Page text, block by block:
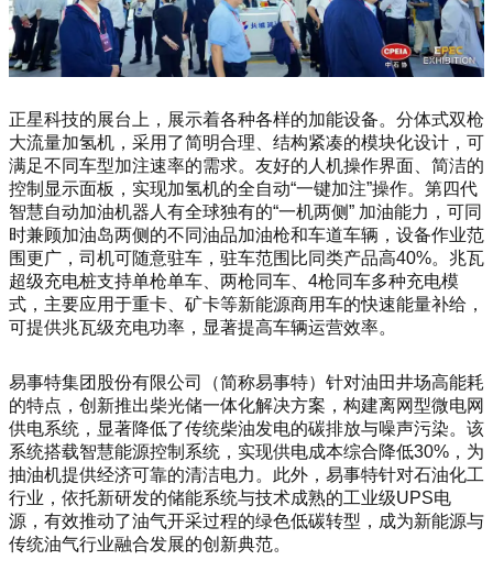
正星科技的展台上，展示着各种各样的加能设备。分体式双枪
大流量加氢机，采用了简明合理、结构紧凑的模块化设计，可
满足不同车型加注速率的需求。友好的人机操作界面、简洁的
控制显示面板，实现加氢机的全自动“一键加注”操作。第四代
智慧自动加油机器人有全球独有的“一机两侧” 加油能力，可同
时兼顾加油岛两侧的不同油品加油枪和车道车辆，设备作业范
围更广，司机可随意驻车，驻车范围比同类产品高40%。兆瓦
超级充电桩支持单枪单车、两枪同车、4枪同车多种充电模
式，主要应用于重卡、矿卡等新能源商用车的快速能量补给，
可提供兆瓦级充电功率，显著提高车辆运营效率。
易事特集团股份有限公司（简称易事特）针对油田井场高能耗
的特点，创新推出柴光储一体化解决方案，构建离网型微电网
供电系统，显著降低了传统柴油发电的碳排放与噪声污染。该
系统搭载智慧能源控制系统，实现供电成本综合降低30%，为
抽油机提供经济可靠的清洁电力。此外，易事特针对石油化工
行业，依托新研发的储能系统与技术成熟的工业级UPS电
源，有效推动了油气开采过程的绿色低碳转型，成为新能源与
传统油气行业融合发展的创新典范。